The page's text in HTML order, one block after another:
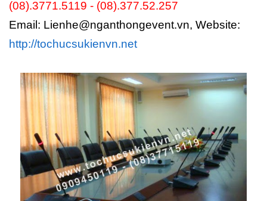
(08).3771.5119 - (08).377.52.257
Email: Lienhe@nganthongevent.vn, Website:
http://tochucsukienvn.net